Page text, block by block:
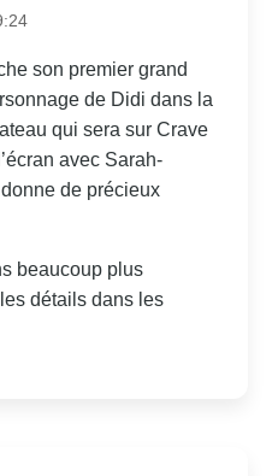
son premier grand
de Didi dans la
qui sera sur Crave
avec Sarah-
de précieux
beaucoup plus
détails dans les